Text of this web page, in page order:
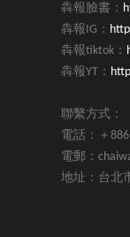
犇報臉書：
犇報IG：
犇報tiktok：
犇報YT：
聯繫方式：
電話：＋
電郵：
地址：台北